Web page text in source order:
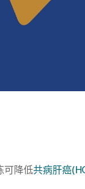
可降低共病肝癌